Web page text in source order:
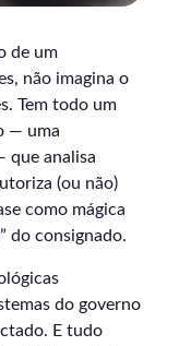
de um
não imagina o
Tem todo um
— uma
que analisa
(ou não)
como mágica
do consignado.
do governo
E tudo